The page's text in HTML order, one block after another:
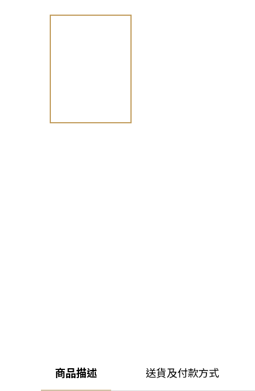
商品描述 送貨及付款方式